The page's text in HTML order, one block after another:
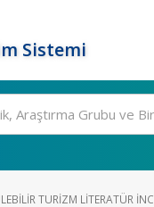
Sistemi
TURIZM LITERATÜR